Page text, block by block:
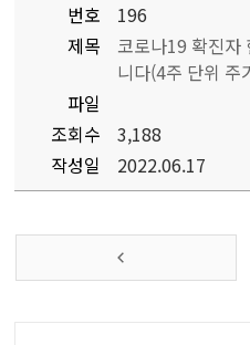
번호
196
제목
코로나19 확진자
니다(4주 단위
파일
조회수
3,188
작성일
2022.06.17